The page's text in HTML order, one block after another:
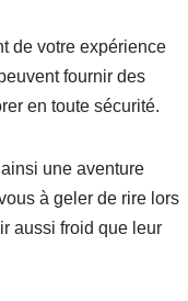
de votre expérience
fournir des
en toute sécurité.
une aventure
à geler de rire lors
aussi froid que leur